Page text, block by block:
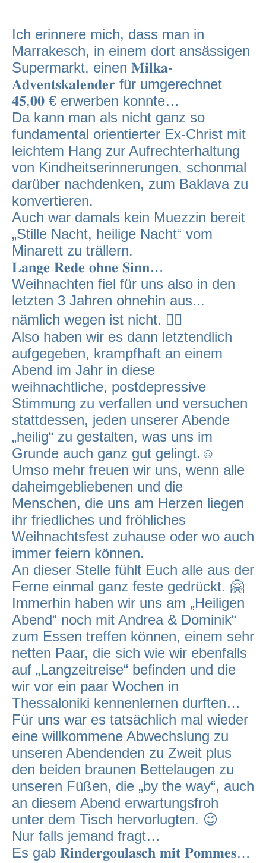
Ich erinnere mich, dass man in
Marrakesch, in einem dort ansässigen
Supermarkt, einen 𝐌𝐢𝐥𝐤𝐚-
𝐀𝐝𝐯𝐞𝐧𝐭𝐬𝐤𝐚𝐥𝐞𝐧𝐝𝐞𝐫 für umgerechnet
𝟒𝟓,𝟎𝟎 € erwerben konnte…
Da kann man als nicht ganz so
fundamental orientierter Ex-Christ mit
leichtem Hang zur Aufrechterhaltung
von Kindheitserinnerungen, schonmal
darüber nachdenken, zum Baklava zu
konvertieren.
Auch war damals kein Muezzin bereit
„Stille Nacht, heilige Nacht“ vom
Minarett zu trällern.
𝐋𝐚𝐧𝐠𝐞 𝐑𝐞𝐝𝐞 𝐨𝐡𝐧𝐞 𝐒𝐢𝐧𝐧…
Weihnachten fiel für uns also in den
letzten 3 Jahren ohnehin aus...
nämlich wegen ist nicht. 🤷‍♂️
Also haben wir es dann letztendlich
aufgegeben, krampfhaft an einem
Abend im Jahr in diese
weihnachtliche, postdepressive
Stimmung zu verfallen und versuchen
stattdessen, jeden unserer Abende
„heilig“ zu gestalten, was uns im
Grunde auch ganz gut gelingt.☺️
Umso mehr freuen wir uns, wenn alle
daheimgebliebenen und die
Menschen, die uns am Herzen liegen
ihr friedliches und fröhliches
Weihnachtsfest zuhause oder wo auch
immer feiern können.
An dieser Stelle fühlt Euch alle aus der
Ferne einmal ganz feste gedrückt. 🤗
Immerhin haben wir uns am „Heiligen
Abend“ noch mit Andrea & Dominik“
zum Essen treffen können, einem sehr
netten Paar, die sich wie wir ebenfalls
auf „Langzeitreise“ befinden und die
wir vor ein paar Wochen in
Thessaloniki kennenlernen durften…
Für uns war es tatsächlich mal wieder
eine willkommene Abwechslung zu
unseren Abendenden zu Zweit plus
den beiden braunen Bettelaugen zu
unseren Füßen, die „by the way“, auch
an diesem Abend erwartungsfroh
unter dem Tisch hervorlugten. 😉
Nur falls jemand fragt…
Es gab 𝐑𝐢𝐧𝐝𝐞𝐫𝐠𝐨𝐮𝐥𝐚𝐬𝐜𝐡 𝐦𝐢𝐭 𝐏𝐨𝐦𝐦𝐞𝐬…